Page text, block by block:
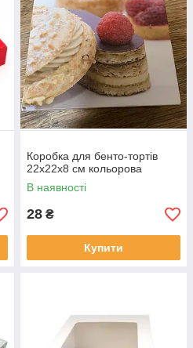
Коробка для бенто-тортів
22х22х8 см кольорова
В наявності
28 ₴
Купити